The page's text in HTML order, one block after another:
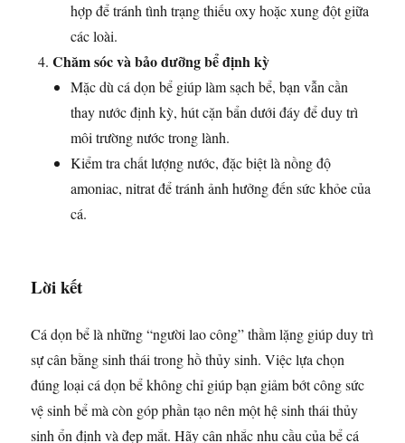
hợp để tránh tình trạng thiếu oxy hoặc xung đột giữa
các loài.
Chăm sóc và bảo dưỡng bể định kỳ
Mặc dù cá dọn bể giúp làm sạch bể, bạn vẫn cần
thay nước định kỳ, hút cặn bẩn dưới đáy để duy trì
môi trường nước trong lành.
Kiểm tra chất lượng nước, đặc biệt là nồng độ
amoniac, nitrat để tránh ảnh hưởng đến sức khỏe của
cá.
Lời kết
Cá dọn bể là những “người lao công” thầm lặng giúp duy trì
sự cân bằng sinh thái trong hồ thủy sinh. Việc lựa chọn
đúng loại cá dọn bể không chỉ giúp bạn giảm bớt công sức
vệ sinh bể mà còn góp phần tạo nên một hệ sinh thái thủy
sinh ổn định và đẹp mắt. Hãy cân nhắc nhu cầu của bể cá